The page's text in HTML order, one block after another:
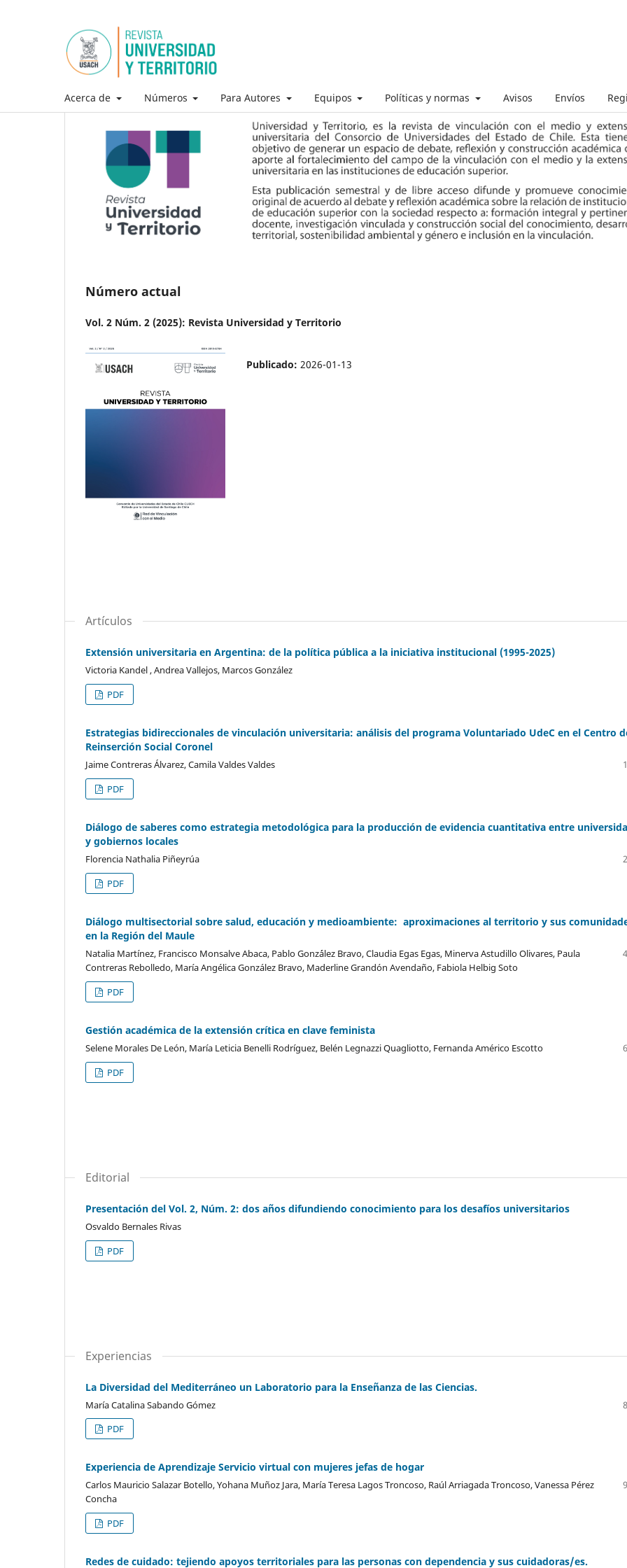
Acerca de Números Para Autores Equipos Políticas y normas Avisos Envíos
Número actual
Vol. 2 Núm. 2 (2025): Revista Universidad y Territorio
Publicado: 2026-01-13
Artículos
Extensión universitaria en Argentina: de la política pública a la iniciativa institucional (1995-2025)
Victoria Kandel , Andrea Vallejos, Marcos González
PDF
Estrategias bidireccionales de vinculación universitaria: análisis del programa Voluntariado UdeC en el Centro
Reinserción Social Coronel
Jaime Contreras Álvarez, Camila Valdes Valdes
PDF
Diálogo de saberes como estrategia metodológica para la producción de evidencia cuantitativa entre
y gobiernos locales
Florencia Nathalia Piñeyrúa
PDF
Diálogo multisectorial sobre salud, educación y medioambiente: aproximaciones al territorio y sus
en la Región del Maule
Natalia Martínez, Francisco Monsalve Abaca, Pablo Gonz´ález Bravo, Claudia Egas Egas, Minerva Astudillo Olivares, Paula
Contreras Rebolledo, María Angélica González Bravo, Maderline Grandón Avendaño, Fabiola Helbig Soto
PDF
Gestión académica de la extensión crítica en clave feminista
Selene Morales De León, María Leticia Benelli Rodríguez, Belén Legnazzi Quagliotto, Fernanda Américo Escotto
PDF
Editorial
Presentación del Vol. 2, Núm. 2: dos años difundiendo conocimiento para los desafíos universitarios
Osvaldo Bernales Rivas
PDF
Experiencias
La Diversidad del Mediterráneo un Laboratorio para la Enseñanza de las Ciencias.
María Catalina Sabando Gómez
PDF
Experiencia de Aprendizaje Servicio virtual con mujeres jefas de hogar
Carlos Mauricio Salazar Botello, Yohana Muñoz Jara, María Teresa Lagos Troncoso, Raúl Arriagada Troncoso, Vanessa Pérez
Concha
PDF
Redes de cuidado: tejiendo apoyos territoriales para las personas con dependencia y sus cuidadoras/es.